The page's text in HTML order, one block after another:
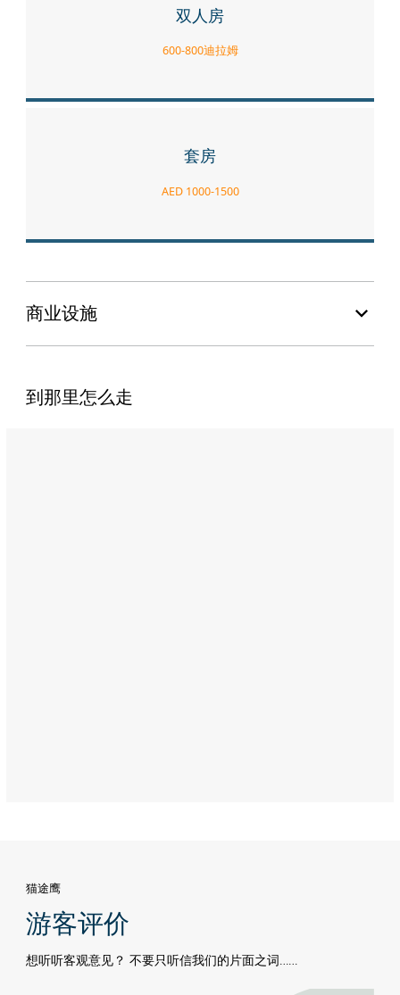
双人房
600-800迪拉姆
套房
AED 1000-1500
商业设施
到那里怎么走
猫途鹰
游客评价
想听听客观意见？ 不要只听信我们的片面之词……